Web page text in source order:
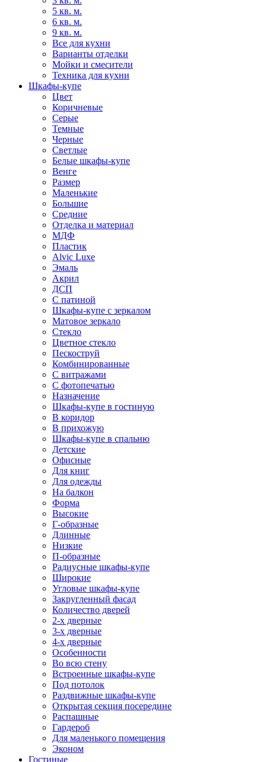
5 кв. м.
6 кв. м.
9 кв. м.
Все для кухни
Варианты отделки
Мойки и смесители
Техника для кухни
Шкафы-купе
Цвет
Коричневые
Серые
Темные
Черные
Светлые
Белые шкафы-купе
Венге
Размер
Маленькие
Большие
Средние
Отделка и материал
МДФ
Пластик
Alvic Luxe
Эмаль
Акрил
ДСП
С патиной
Шкафы-купе с зеркалом
Матовое зеркало
Стекло
Цветное стекло
Пескоструй
Комбинированные
С витражами
С фотопечатью
Назначение
Шкафы-купе в гостиную
В коридор
В прихожую
Шкафы-купе в спальню
Детские
Офисные
Для книг
Для одежды
На балкон
Форма
Высокие
Г-образные
Длинные
Низкие
П-образные
Радиусные шкафы-купе
Широкие
Угловые шкафы-купе
Закругленный фасад
Количество дверей
2-х дверные
3-х дверные
4-х дверные
Особенности
Во всю стену
Встроенные шкафы-купе
Под потолок
Раздвижные шкафы-купе
Открытая секция посередине
Распашные
Гардероб
Для маленького помещения
Эконом
Гостиные